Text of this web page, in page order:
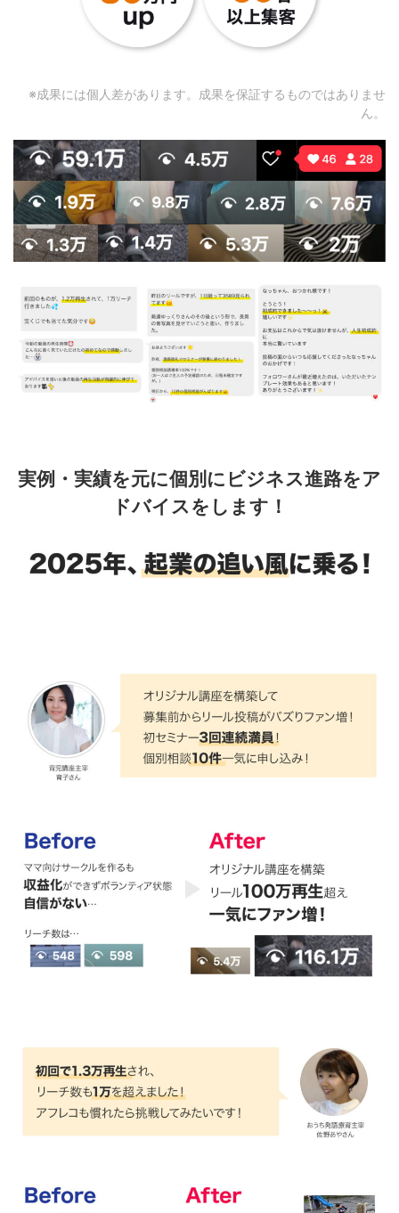
※成果には個人差があります。成果を保証するものではありませ
ん。
実例・実績を元に個別にビジネス進路をア
ドバイスをします！